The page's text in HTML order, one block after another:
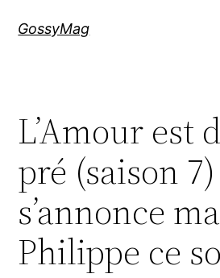
GossyMag
L’Amour est
pré (saison
s’annonce
Philippe ce